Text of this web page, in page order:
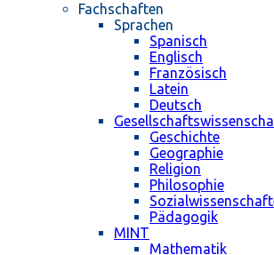
Fachschaften
Sprachen
Spanisch
Englisch
Französisch
Latein
Deutsch
Geschichte
Geographie
Religion
Philosophie
Pädagogik
MINT
Mathematik